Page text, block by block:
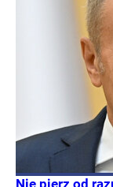
Nie pierz od